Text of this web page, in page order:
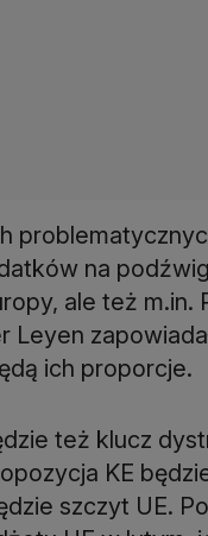
na
ale też
Leyen
ich proporcje.
też klucz
KE
szczyt UE.